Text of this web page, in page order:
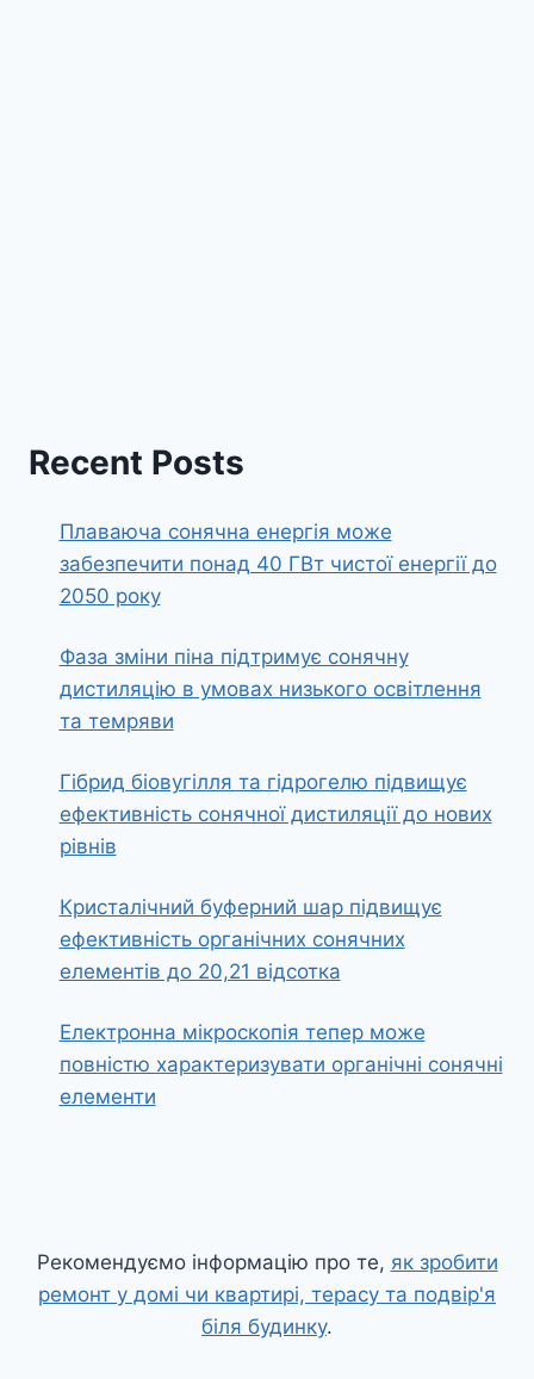
Recent Posts
Плаваюча сонячна енергія може
забезпечити понад 40 ГВт чистої енергії до
2050 року
Фаза зміни піна підтримує сонячну
дистиляцію в умовах низького освітлення
та темряви
Гібрид біовугілля та гідрогелю підвищує
ефективність сонячної дистиляції до нових
рівнів
Кристалічний буферний шар підвищує
ефективність органічних сонячних
елементів до 20,21 відсотка
Електронна мікроскопія тепер може
повністю характеризувати органічні сонячні
елементи
Рекомендуємо інформацію про те, як зробити
ремонт у домі чи квартирі, терасу та подвір'я
біля будинку.